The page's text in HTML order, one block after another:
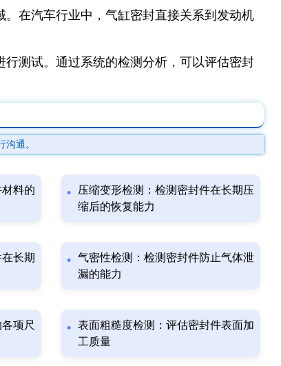
在汽车行业中，气缸密封直接关系到发动机
测试。通过系统的检测分析，可以评估密封
通。
料的
压缩变形检测：检测密封件在长期压
缩后的恢复能力
长期
气密性检测：检测密封件防止气体泄
漏的能力
项尺
表面粗糙度检测：评估密封件表面加
工质量